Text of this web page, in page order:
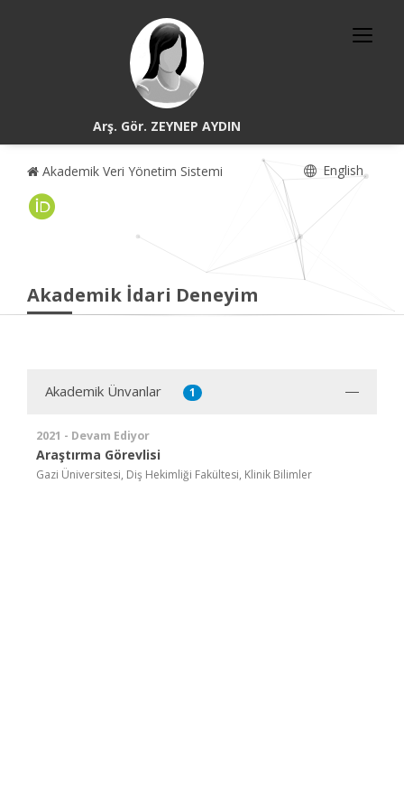
Arş. Gör. ZEYNEP AYDIN
Akademik Veri Yönetim Sistemi English
Akademik İdari Deneyim
Akademik Ünvanlar 1
2021 - Devam Ediyor
Araştırma Görevlisi
Gazi Üniversitesi, Diş Hekimliği Fakültesi, Klinik Bilimler